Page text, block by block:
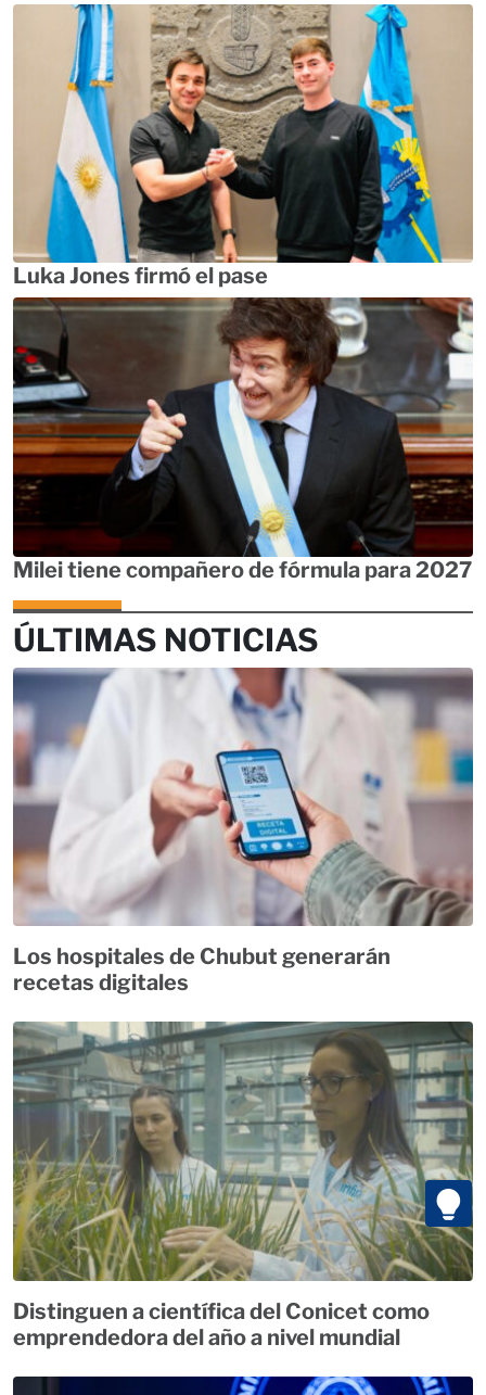
Luka Jones firmó el pase
Milei tiene compañero de fórmula para 2027
ÚLTIMAS NOTICIAS
Los hospitales de Chubut generarán
recetas digitales
Distinguen a científica del Conicet como
emprendedora del año a nivel mundial